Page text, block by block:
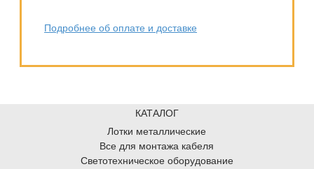
Подробнее об оплате и доставке
КАТАЛОГ
Лотки металлические
Все для монтажа кабеля
Светотехническое оборудование